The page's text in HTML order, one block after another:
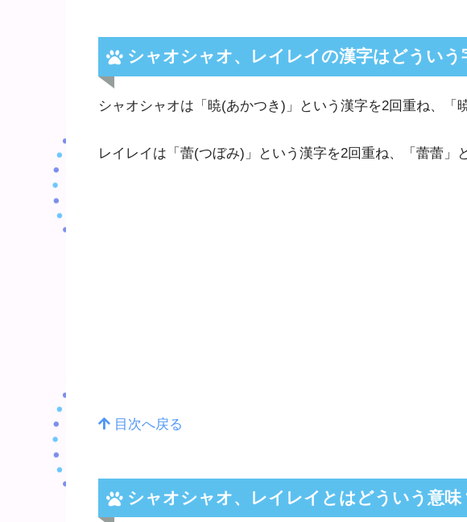
シャオシャオ、レイレイの漢字はどういう
シャオシャオは「暁(あかつき)」という漢字を2回重ね、「
レイレイは「蕾(つぼみ)」という漢字を2回重ね、「蕾蕾」
目次へ戻る
シャオシャオ、レイレイとはどういう意味